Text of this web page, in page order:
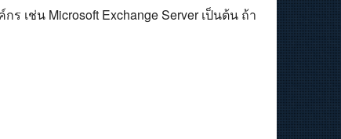
เช่น Microsoft Exchange Server เป็นต้น ถ้า